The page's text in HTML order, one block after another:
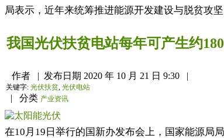
局表示，近年来统筹推进能源开发建设与脱贫攻
我国光伏扶贫电站每年可产生约
作者 | 发布日期 2020 年 10 月 21 日 9:30 |
关键字: 光伏扶贫, 光伏电站
| 分类 产业资讯
在10月19日举行的国新办发布会上，国家能源局